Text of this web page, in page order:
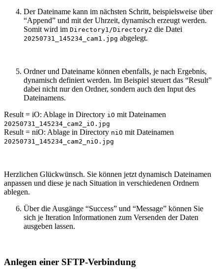
Der Dateiname kann im nächsten Schritt, beispielsweise über
“Append” und mit der Uhrzeit, dynamisch erzeugt werden.
Somit wird im Directory1/Directory2 die Datei
20250731_145234_cam1.jpg abgelegt.
Ordner und Dateiname können ebenfalls, je nach Ergebnis,
dynamisch definiert werden. Im Beispiel steuert das “Result”
dabei nicht nur den Ordner, sondern auch den Input des
Dateinamens.
Result = iO: Ablage in Directory iO mit Dateinamen
20250731_145234_cam2_iO.jpg
Result = niO: Ablage in Directory niO mit Dateinamen
20250731_145234_cam2_niO.jpg
Herzlichen Glückwünsch. Sie können jetzt dynamisch Dateinamen
anpassen und diese je nach Situation in verschiedenen Ordnern
ablegen.
Über die Ausgänge “Success” und “Message” können Sie
sich je Iteration Informationen zum Versenden der Daten
ausgeben lassen.
Anlegen einer SFTP-Verbindung